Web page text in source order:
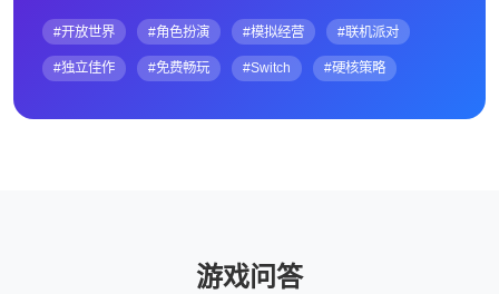
#开放世界 #角色扮演 #模拟经营 #联机派对
#独立佳作 #免费畅玩 #Switch #硬核策略
游戏问答